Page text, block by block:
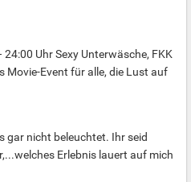
24:00 Uhr Sexy Unterwäsche, FKK
Movie-Event für alle, die Lust auf
gar nicht beleuchtet. Ihr seid
Erlebnis lauert auf mich